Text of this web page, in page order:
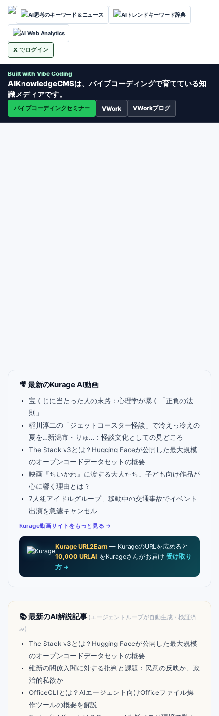
AI思考のキーワード＆ニュース AIトレンドキーワード辞典
AI Web Analytics
X でログイン
Built with Vibe Coding
AIKnowledgeCMSは、バイブコーディングで育てている知
識メディアです。
バイブコーディングセミナー VWork VWorkブログ
🎥 最新のKurage AI動画
宝くじに当たった人の末路：心理学が暴く「正負の法
則」
稲川淳二の「ジェットコースター怪談」で冷えっ冷えの
夏を…新潟市・りゅ…：怪談文化としての見どころ
The Stack v3とは？Hugging Faceが公開した最大規模
のオープンコードデータセットの概要
映画『ちいかわ』に涙する大人たち。子ども向け作品が
心に響く理由とは？
7人組アイドルグループ、移動中の交通事故でイベント
出演を急遽キャンセル
Kurage動画サイトをもっと見る →
Kurage URL2Earn — KurageのURLを広めると
10,000 URLAI をKurageさんがお届け 受け取り
方 →
📚 最新のAI解説記事 (エージェントループが自動生成・検証済
み)
The Stack v3とは？Hugging Faceが公開した最大規模
のオープンコードデータセットの概要
維新の閣僚入閣に対する批判と課題：民意の反映か、政
治的私欲か
OfficeCLIとは？AIエージェント向けOfficeファイル操
作ツールの概要を解説